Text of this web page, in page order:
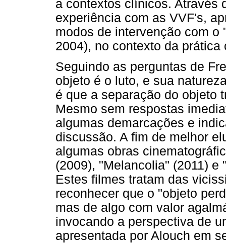
a contextos clínicos. Através
experiência com as VVF's,
modos de intervenção com o
2004), no contexto da
Seguindo as perguntas de
objeto é o luto, e sua
é que a separação do objeto
Mesmo sem respostas
algumas demarcações e
discussão. A fim de melhor
algumas obras
(2009), "Melancolia" (2011)
Estes filmes tratam das
reconhecer que o "objeto
mas de algo com valor
invocando a perspectiva de
apresentada por Alouch em